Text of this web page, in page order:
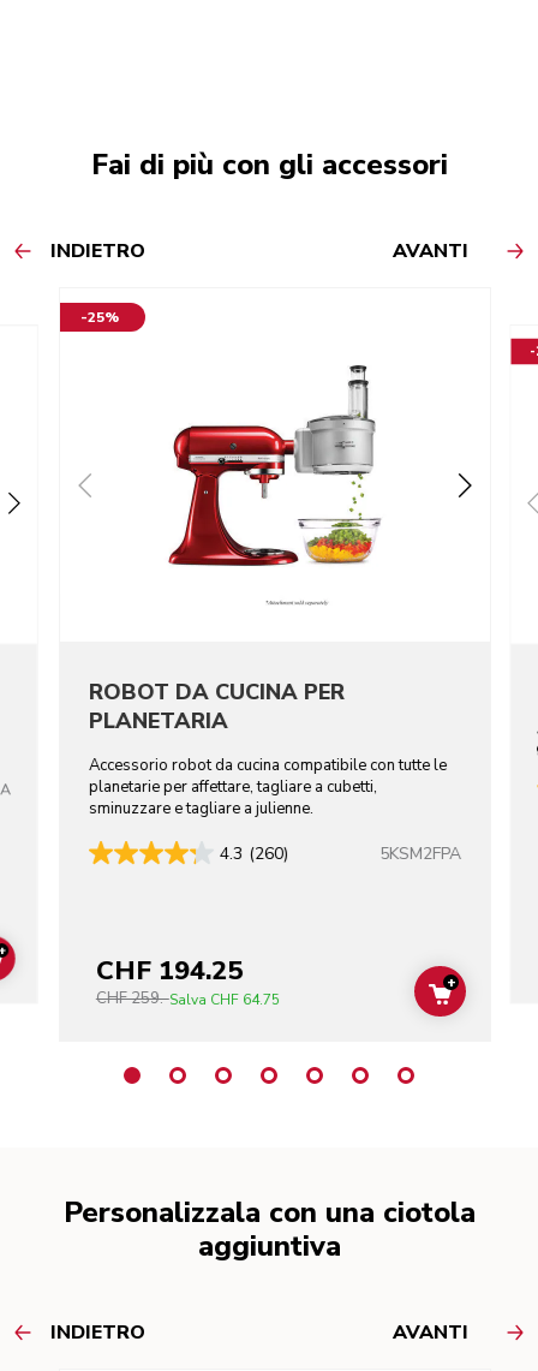
Fai di più con gli accessori
INDIETRO AVANTI
ADD TO CART
-25%
ROBOT DA CUCINA PER
PLANETARIA
Accessorio robot da cucina compatibile con tutte le
planetarie per affettare, tagliare a cubetti,
sminuzzare e tagliare a julienne.
4.3 (260) 5KSM2FPA
CHF 194.25
CHF 259.-Salva CHF 64.75 ADD TO
+
-
Personalizzala con una ciotola
aggiuntiva
INDIETRO AVANTI